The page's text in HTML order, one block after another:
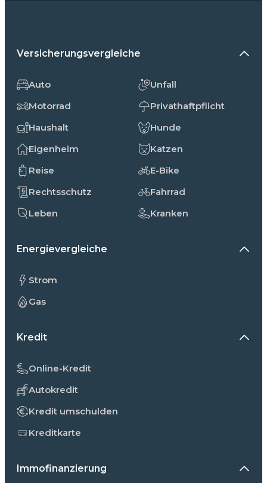
Versicherungsvergleiche
Auto
Motorrad
Haushalt
Eigenheim
Reise
Rechtsschutz
Leben
Unfall
Privathaftpflicht
Hunde
Katzen
E-Bike
Fahrrad
Kranken
Energievergleiche
Strom
Gas
Kredit
Online-Kredit
Autokredit
Kredit umschulden
Kreditkarte
Immofinanzierung